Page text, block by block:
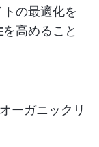
の最適化を
を高めること
ーガニックリ